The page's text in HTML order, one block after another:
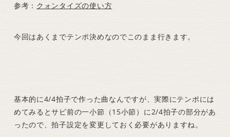
参考： クォンタイズの使い方
今回はあくまでテンポ決めなのでこのまま行きます。
基本的に4/4拍子で作った曲なんですが、実際にテンポには
めてみるとサビ前の一小節（15小節）に2/4拍子の部分があ
ったので、拍子設定を変更しておく必要がありますね。